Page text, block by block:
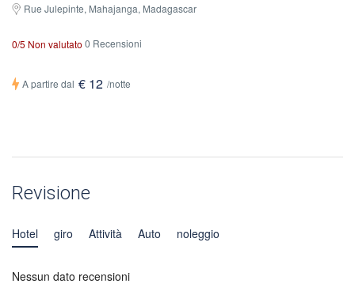
Rue Julepinte, Mahajanga, Madagascar
0/5 Non valutato 0 Recensioni
A partire dal € 12 /notte
Revisione
Hotel giro Attività Auto noleggio
Nessun dato recensioni